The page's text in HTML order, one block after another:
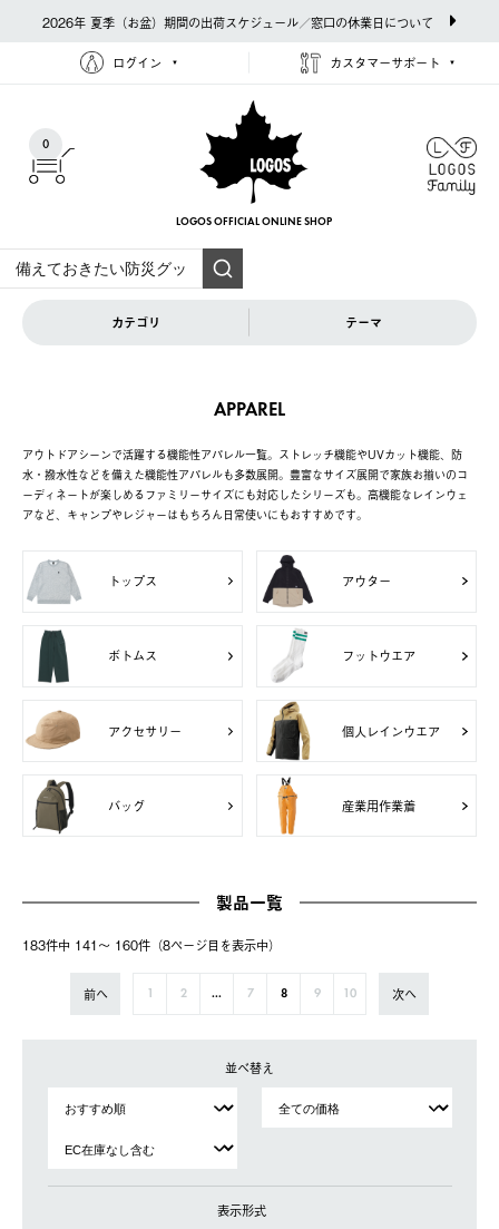
2026年 夏季（お盆）期間の出荷スケジュール／窓口の休業日について
ログイン カスタマーサポート
0
LOGOS OFFICIAL ONLINE SHOP
カテゴリ テーマ
APPAREL
アウトドアシーンで活躍する機能性アパレル一覧。ストレッチ機能やUVカット機能、防
水・撥水性などを備えた機能性アパレルも多数展開。豊富なサイズ展開で家族お揃いのコ
ーディネートが楽しめるファミリーサイズにも対応したシリーズも。高機能なレインウェ
アなど、キャンプやレジャーはもちろん日常使いにもおすすめです。
トップス アウター
ボトムス フットウエア
アクセサリー 個人レインウエア
バッグ 産業用作業着
製品一覧
183件中 141〜 160件（8ページ⽬を表⽰中）
前へ 2 ... 7 8 9 10 次へ
並べ替え
表示形式